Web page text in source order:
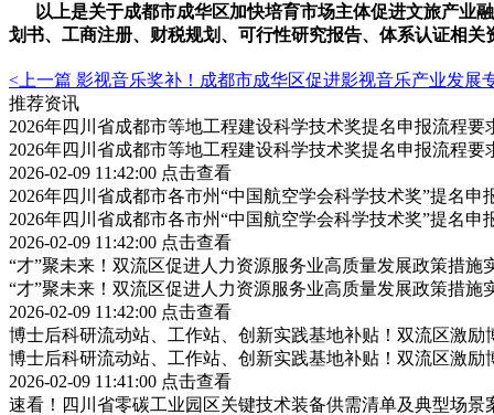
以上是关于成都市成华区加快培育市场主体促进文旅产业
划书、工商注册、财税规划、可行性研究报告、体系认证相关
<上一篇 影视音乐奖补！成都市成华区促进影视音乐产业发展
推荐资讯
2026年四川省成都市等地工程建设科学技术奖提名申报流程
2026年四川省成都市等地工程建设科学技术奖提名申报流程
2026-02-09 11:42:00 点击查看
2026年四川省成都市各市州“中国航空学会科学技术奖”提名申
2026年四川省成都市各市州“中国航空学会科学技术奖”提名申
2026-02-09 11:42:00 点击查看
“才”聚未来！双流区促进人力资源服务业高质量发展政策措施
“才”聚未来！双流区促进人力资源服务业高质量发展政策措施
2026-02-09 11:42:00 点击查看
博士后科研流动站、工作站、创新实践基地补贴！双流区激
博士后科研流动站、工作站、创新实践基地补贴！双流区激
2026-02-09 11:41:00 点击查看
速看！四川省零碳工业园区关键技术装备供需清单及典型场